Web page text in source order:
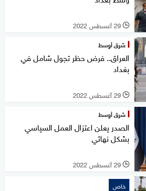
l 29 أغسطس 2022
شرق أوسط
العراق.. فرض حظر تجول شامل في
بغداد
l 29 أغسطس 2022
شرق أوسط
الصدر يعلن اعتزال العمل السياسي
بشكل نهائي
l 29 أغسطس 2022
خاص